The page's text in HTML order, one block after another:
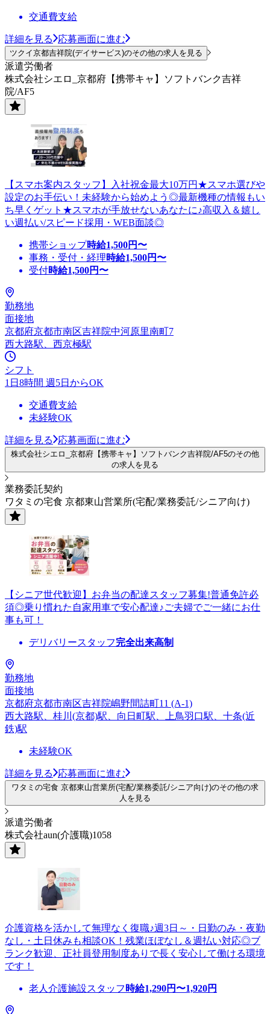
交通費支給
詳細を見る 応募画面に進む
ツクイ京都吉祥院(デイサービス)のその他の求人を見る
派遣労働者
株式会社シエロ_京都府【携帯キャ】ソフトバンク吉祥
院/AF5
【スマホ案内スタッフ】入社祝金最大10万円★スマホ選びや
設定のお手伝い！未経験から始めよう◎最新機種の情報もい
ち早くゲット★スマホが手放せないあなたに♪高収入＆嬉し
い週払い/スピード採用・WEB面談◎
携帯ショップ時給1,500円〜
事務・受付・経理時給1,500円〜
受付時給1,500円〜
勤務地
面接地
京都府京都市南区吉祥院中河原里南町7
西大路駅、西京極駅
シフト
1日8時間 週5日からOK
交通費支給
未経験OK
詳細を見る 応募画面に進む
株式会社シエロ_京都府【携帯キャ】ソフトバンク吉祥院/AF5のその他
の求人を見る
業務委託契約
ワタミの宅食 京都東山営業所(宅配/業務委託/シニア向け)
【シニア世代歓迎】お弁当の配達スタッフ募集!普通免許必
須◎乗り慣れた自家用車で安心配達♪ご夫婦でご一緒にお仕
事も可！
デリバリースタッフ完全出来高制
勤務地
面接地
京都府京都市南区吉祥院嶋野間詰町11 (A-1)
西大路駅、桂川(京都)駅、向日町駅、上鳥羽口駅、十条(近
鉄)駅
未経験OK
詳細を見る 応募画面に進む
ワタミの宅食 京都東山営業所(宅配/業務委託/シニア向け)のその他の求
人を見る
派遣労働者
株式会社aun(介護職)1058
介護資格を活かして無理なく復職♪週3日～・日勤のみ・夜勤
なし・土日休みも相談OK！残業ほぼなし＆週払い対応◎ブ
ランク歓迎、正社員登用制度ありで長く安心して働ける環境
です！
老人介護施設スタッフ 時給1,290円〜1,920円